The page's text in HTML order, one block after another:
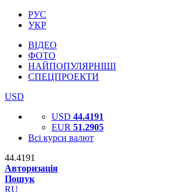
РУС
УКР
ВІДЕО
ФОТО
НАЙПОПУЛЯРНІШІ
СПЕЦПРОЕКТИ
USD
USD 44.4191
EUR 51.2905
Всі курси валют
44.4191
Авторизація
Пошук
RU